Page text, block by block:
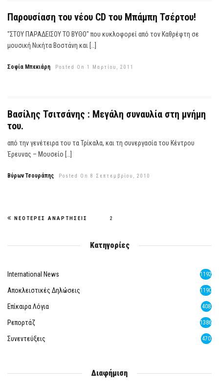
Παρουσίαση του νέου CD του Μπάμπη Τσέρτου!
"ΣΤΟΥ ΠΑΡΑΔΕΙΣΟΥ ΤΟ ΒΥΘΟ" που κυκλοφορεί από τον Καθρέφτη σε
μουσική Νικήτα Βοστάνη και […]
Σοφία Μπεκιάρη Posted On 1 Μαρτίου, 2011
Βασίλης Τσιτσάνης : Μεγάλη συναυλία στη μνήμη
του.
από την γενέτειρα του τα Τρίκαλα, και τη συνεργασία του Κέντρου
Έρευνας – Μουσείο […]
Βύρων Τσουράπης Posted On 8 Σεπτεμβρίου, 2010
2
ΝΕΌΤΕΡΕΣ ΑΝΑΡΤΉΣΕΙΣ
Κατηγορίες
International News 1192
Αποκλειστικές Δηλώσεις 1190
Επίκαιρα Λόγια 408
Ρεπορτάζ 1386
Συνεντεύξεις 470
Διαφήμιση